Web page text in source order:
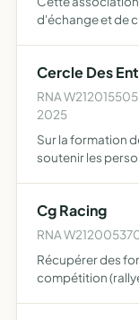
d'échange et de
Cercle Des
RNA
2025
Sur la formation
soutenir les
Cg Racing
RNA
Récupérer des
compétition